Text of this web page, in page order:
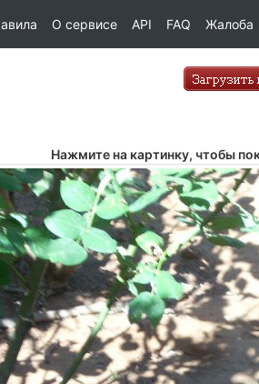
О сервисе API FAQ Жалоба
Нажмите на картинку, чтобы